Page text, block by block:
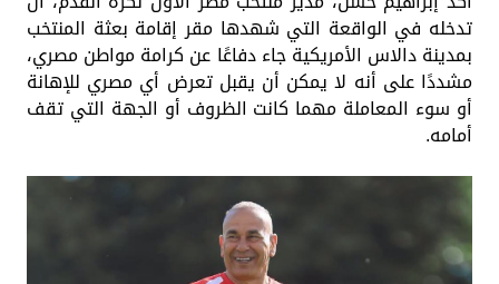
تدخله في الواقعة التي شهدها مقر إقامة بعثة المنتخب
بمدينة دالاس الأمريكية جاء دفاعًا عن كرامة مواطن مصري،
مشددًا على أنه لا يمكن أن يقبل تعرض أي مصري للإهانة
أو سوء المعاملة مهما كانت الظروف أو الجهة التي تقف
أمامه.